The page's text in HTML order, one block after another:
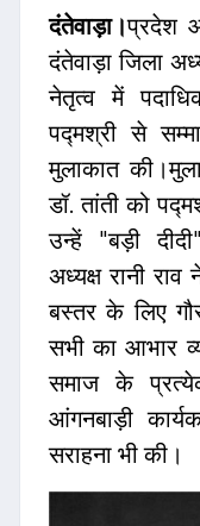
दंतेवाड़ा।प्रदेश
दंतेवाड़ा जिला
नेतृत्व में
पद्मश्री से
मुलाकात
डॉ. तांती को
उन्हें "बड़ी
अध्यक्ष रानी
बस्तर के लिए
सभी का आभार
समाज के
आंगनबाड़ी
सराहना भी की।